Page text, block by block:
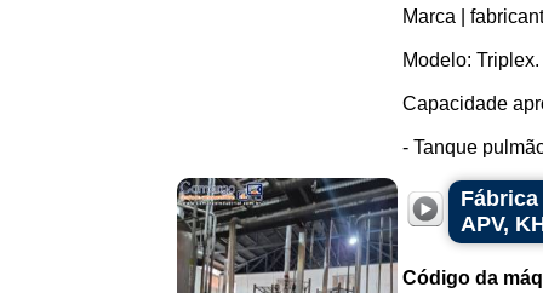
Marca |
Modelo: Triplex.
Capacidade
- Tanque
APV,
Código da